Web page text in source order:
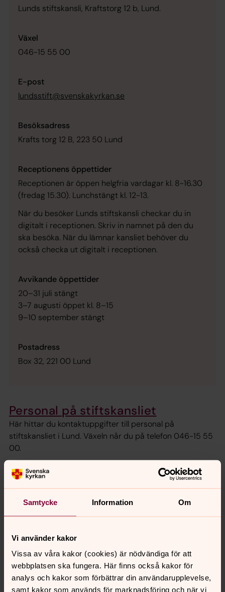
Samtycke Information Om
Vi använder kakor
Vissa av våra kakor (cookies) är nödvändiga för att
webbplatsen ska fungera. Här finns också kakor för
analys och kakor som förbättrar din användarupplevelse,
samt kakor som används för marknadsföring och när vi
Lunds stiftskansli, Kraftstorg 12 b, Lund.
Växel
046-15 55 00
E-post
lundsstift@svenskakyrkan.se
Besöksadress
Krafts torg 12 B, 223 50 Lund
Receptionens öppettider
Receptionen är öppen helgfria vardagar kl. 8-16.30
(fredag 15.30). Lunchstängt kl. 12-13.
När du besöker Lunds stiftskansli checkar du in
digitalt i receptionen. Skriv in namnet på den du
ska besöka. När du lämnar kansliet behöver du
också checka ut digitalt i receptionen.
Avvikande öppettider
20–31 juli stängt
3–7 augusti öppet kl. 8–15
9–10 september stängt
Postadress
Box 32, 221 00 Lund
Personal på stiftskansliet
Här hittar du kontaktuppgifter till personal på
stiftskansliet i Lund. Växeln når du på telefon 046-15 55
00.
Press
övrigt pressmaterial. Pressekreteraren når du på 046-15
55 23 eller camilla.lindskog@svenskakyrkan.se.
Samordnare i Lunds stift
Här hittar du en lista på samordnare i stiftet i frågor som
rör beredskap, Jourhavande präst, kyrkliga förskolor,
Migrationsverkets förvar samt teckenspråkig kyrka.